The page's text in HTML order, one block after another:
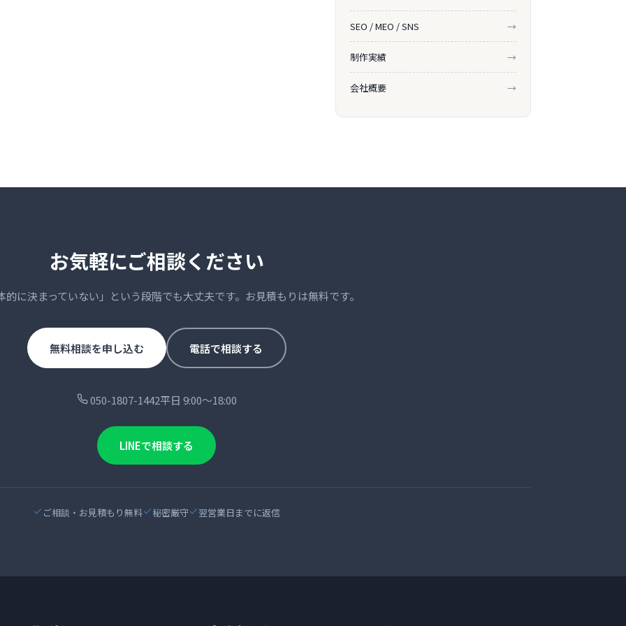
SEO / MEO / SNS →
制作実績 →
会社概要 →
お気軽にご相談ください
的に決まっていない」という段階でも大丈夫です。お見積もりは無料です。
無料相談を申し込む 電話で相談する
050-1807-1442平日 9:00〜18:00
LINEで相談する
ご相談・お見積もり無料 秘密厳守 翌営業日までに返信